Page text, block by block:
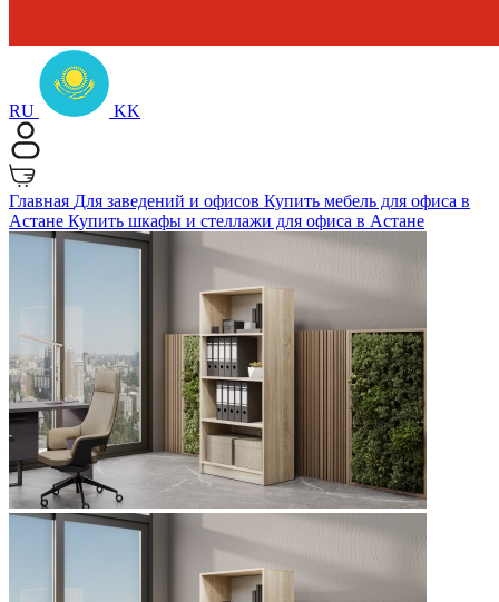
RU KK
Главная Для заведений и офисов Купить мебель для офиса в
Астане Купить шкафы и стеллажи для офиса в Астане